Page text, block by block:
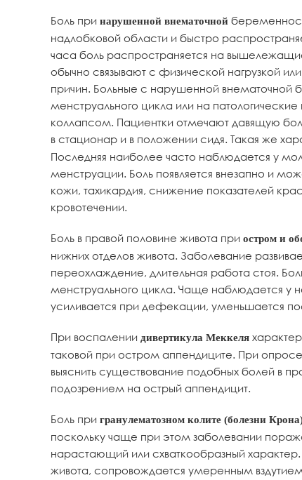
Боль при нарушенной внематочной
надлобковой области и быстро
часа боль распространяется на
обычно связывают с физической нагрузкой
причин. Больные с нарушенной
менструального цикла или на
коллапсом. Пациентки отмечают давящую
в стационар и в положении сидя. Такая же
Последняя наиболее часто наблюдается у
менструации. Боль появляется внезапно и
кожи, тахикардия, снижение показателей
кровотечении.
Боль в правой половине живота при остром и
нижних отделов живота. Заболевание
переохлаждение, длительная работа стоя.
менструального цикла. Чаще наблюдается у
усиливается при дефекации, уменьшается
При воспалении дивертикула Меккеля
таковой при остром аппендиците. При
выяснить существование подобных болей в
подозрением на острый аппендицит.
Боль при гранулематозном колите (болезни
поскольку чаще при этом заболевании
нарастающий или схваткообразный
живота, сопровождается умеренным